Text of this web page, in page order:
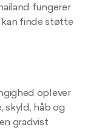
fungerer
kan finde støtte
oplever
skyld, håb og
gradvist